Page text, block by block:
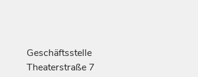
Geschäftsstelle
Theaterstraße 7